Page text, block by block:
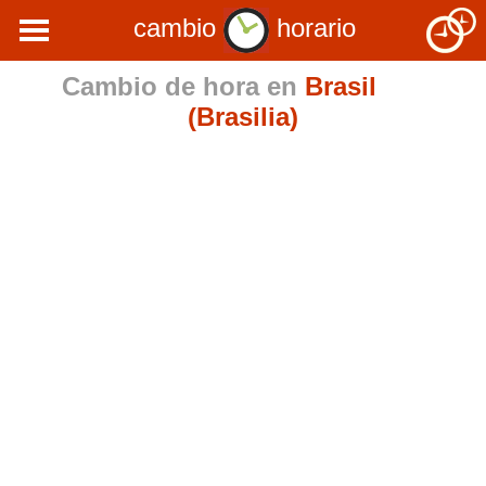
cambio
horario
Cambio de hora en Brasil
(Brasilia)